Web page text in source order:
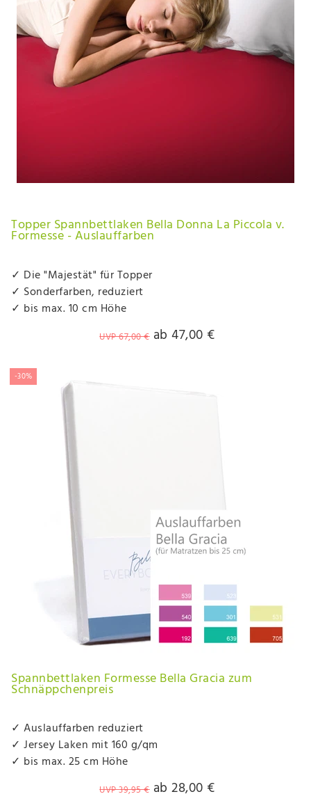
Topper Spannbettlaken Bella Donna La Piccola v.
Formesse - Auslauffarben
✓ Die "Majestät" für Topper
✓ Sonderfarben, reduziert
✓ bis max. 10 cm Höhe
UVP 67,00 € ab 47,00 €
-30%
Spannbettlaken Formesse Bella Gracia zum
Schnäppchenpreis
✓ Auslauffarben reduziert
✓ Jersey Laken mit 160 g/qm
✓ bis max. 25 cm Höhe
UVP 39,95 € ab 28,00 €